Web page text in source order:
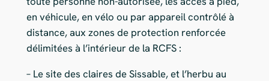
en véhicule, en vélo ou par appareil contrôlé à
distance, aux zones de protection renforcée
délimitées à l’intérieur de la RCFS :
– Le site des claires de Sissable, et l’herbu au